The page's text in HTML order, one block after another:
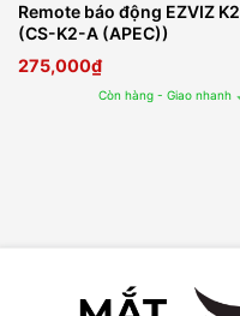
Remote báo động EZVIZ K2
(CS-K2-A (APEC))
275,000₫
Còn hàng - Giao nhanh